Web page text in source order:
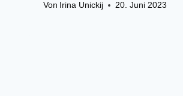
Von Irina Unickij 20. Juni 2023